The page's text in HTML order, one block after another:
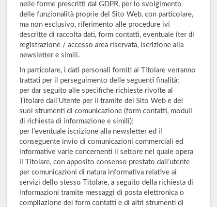
nelle forme prescritti dal GDPR, per lo svolgimento
delle funzionalità proprie del Sito Web, con particolare,
ma non esclusivo, riferimento alle procedure ivi
descritte di raccolta dati, form contatti, eventuale iter di
registrazione / accesso area riservata, iscrizione alla
newsletter e simili.
In particolare, i dati personali forniti al Titolare verranno
trattati per il perseguimento delle seguenti finalità:
per dar seguito alle specifiche richieste rivolte al
Titolare dall’Utente per il tramite del Sito Web e dei
suoi strumenti di comunicazione (form contatti, moduli
di richiesta di informazione e simili);
per l’eventuale iscrizione alla newsletter ed il
conseguente invio di comunicazioni commerciali ed
informative varie concernenti il settore nel quale opera
il Titolare, con apposito consenso prestato dall’utente
per comunicazioni di natura informativa relative ai
servizi dello stesso Titolare, a seguito della richiesta di
informazioni tramite messaggi di posta elettronica o
compilazione del form contatti e di altri strumenti di